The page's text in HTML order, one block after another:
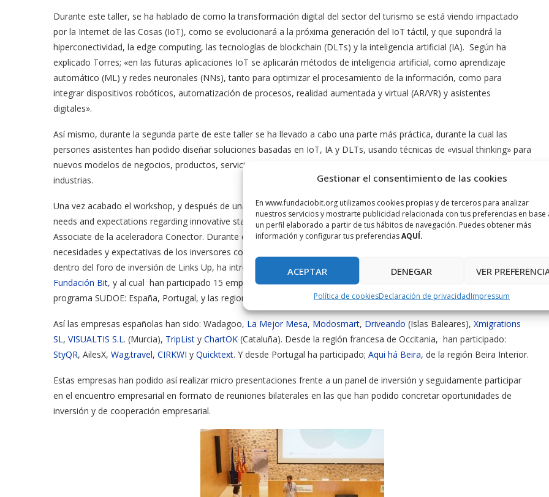
Gestionar el consentimiento de las cookies
En www.fundaciobit.org utilizamos cookies propias y de terceros para analizar
nuestros servicios y mostrarte publicidad relacionada con tus preferencias en base
un perfil elaborado a partir de tus hábitos de navegación. Puedes obtener más
información y configurar tus preferenciasAQUÍ.
ACEPTAR DENEGAR VER
Política de cookiesDeclaración de privacidadImpressum
Durante este taller, se ha hablado de como la transformación digital del sector del turismo se está viendo impactado
por la Internet de las Cosas (IoT), como se evolucionará a la próxima generación del IoT táctil, y que supondrá la
hiperconectividad, la edge computing, las tecnologías de blockchain (DLTs) y la inteligencia artificial (IA). Según ha
explicado Torres; «en las futuras aplicaciones IoT se aplicarán métodos de inteligencia artificial, como aprendizaje
automático (ML) y redes neuronales (NNs), tanto para optimizar el procesamiento de la información, como para
integrar dispositivos robóticos, automatización de procesos, realidad aumentada y virtual (AR/VR) y asistentes
digitales».
Así mismo, durante la segunda parte de este taller se ha llevado a cabo una parte más práctica, durante la cual las
persones asistentes han podido diseñar soluciones basadas en IoT, IA y DLTs, usando técnicas de «visual thinking» para
nuevos modelos de negocios, productos, servicios y experiencias con potencial para empresas, consumidores e
industrias.
Una vez acabado el workshop, y después de una comida networking, se ha llevado a cabo la ponencia; «Investors’
needs and expectations regarding innovative startups in e-Tourism sector», impartida por Mario Brassesco, Investment
Associate de la aceleradora Conector. Durante esta charla, Brassesco ha explicado cuál es la situación actual y las
necesidades y expectativas de los inversores con respecto al IoT en el sector TIC- turismo. Esta charla, ya enmarcada
dentro del foro de inversión de Links Up, ha introducido así a los asistentes al foro de inversión organizado por la
Fundación Bit, y al cual han participado 15 empresas procedentes de las diferentes regiones participantes en el
programa SUDOE: España, Portugal, y las regiones del suroeste de Francia Occitania & Nueva Aquitania.
Así las empresas españolas han sido: Wadagoo, La Mejor Mesa, Modosmart, Driveando (Islas Baleares), Xmigrations
SL, VISUALTIS S.L. (Murcia), TripList y ChartOK (Cataluña). Desde la región francesa de Occitania, han participado:
StyQR, AilesX, Wag.travel, CIRKWI y Quicktext. Y desde Portugal ha participado; Aqui há Beira, de la región Beira Interior.
Estas empresas han podido así realizar micro presentaciones frente a un panel de inversión y seguidamente participar
en el encuentro empresarial en formato de reuniones bilaterales en las que han podido concretar oportunidades de
inversión y de cooperación empresarial.